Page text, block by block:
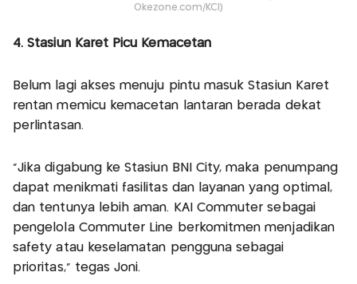
Okezone.com/KCI)
4. Stasiun Karet Picu Kemacetan
Belum lagi akses menuju pintu masuk Stasiun Karet
rentan memicu kemacetan lantaran berada dekat
perlintasan.
“Jika digabung ke Stasiun BNI City, maka penumpang
dapat menikmati fasilitas dan layanan yang optimal,
dan tentunya lebih aman. KAI Commuter sebagai
pengelola Commuter Line berkomitmen menjadikan
safety atau keselamatan pengguna sebagai
prioritas,” tegas Joni.